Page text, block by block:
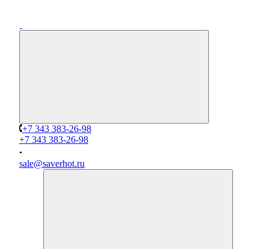
+7 343 383-26-98
+7 343 383-26-98
sale@saverhot.ru